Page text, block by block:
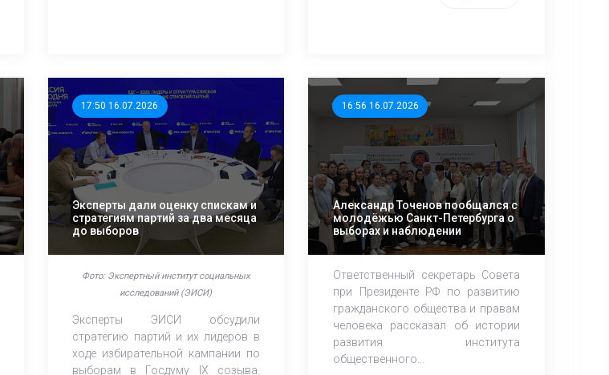
17:50 16.07.2026
Эксперты дали оценку спискам и
стратегиям партий за два месяца
до выборов
Фото: Экспертный институт социальных
исследований (ЭИСИ)
Эксперты ЭИСИ обсудили
стратегию партий и их лидеров в
ходе избирательной кампании по
выборам в Госдуму IХ созыва.
16:56 16.07.2026
Александр Точенов пообщался с
молодёжью Санкт-Петербурга о
выборах и наблюдении
Ответственный секретарь Совета
при Президенте РФ по развитию
гражданского общества и правам
человека рассказал об истории
развития института
общественного...